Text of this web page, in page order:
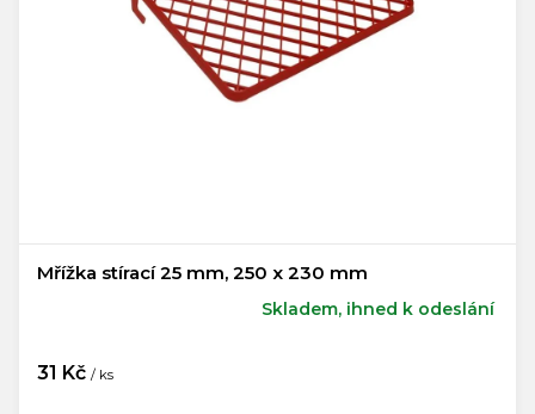
Mřížka stírací 25 mm, 250 x 230 mm
31 Kč / ks
Skladem, ihned k odeslání